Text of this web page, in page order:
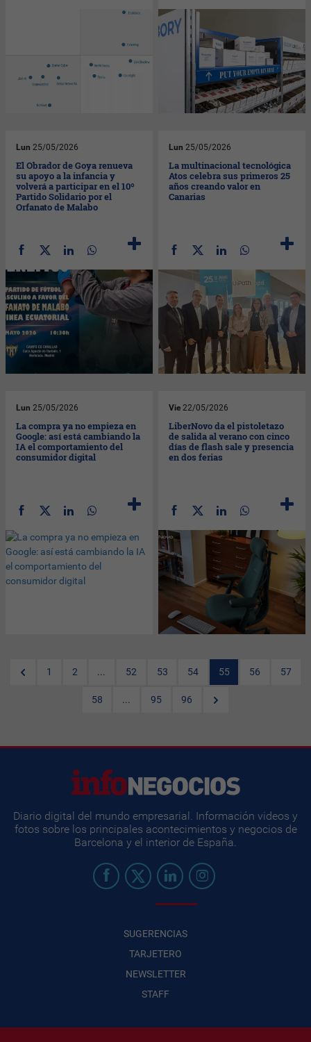
Lun 25/05/2026
El Obrador de Goya renueva
su apoyo a la infancia y
volverá a participar en el 10º
Partido Solidario por el
Orfanato de Malabo
Lun 25/05/2026
La multinacional tecnológica
Atos celebra sus primeros 25
años creando valor en
Canarias
Lun 25/05/2026
La compra ya no empieza en
Google: así está cambiando la
IA el comportamiento del
consumidor digital
Vie 22/05/2026
LiberNovo da el pistoletazo
de salida al verano con cinco
días de flash sale y presencia
en dos ferias
1 2 ... 52 53 54 55 56 57
58 ... 95 96
Diario digital del mundo empresarial. Información videos y
fotos sobre los principales acontecimientos y negocios de
Barcelona y el interior de España.
SUGERENCIAS
TARJETERO
NEWSLETTER
STAFF